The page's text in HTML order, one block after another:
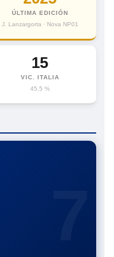
ÚLTIMA EDICIÓN
J. Lanzargorta · Nova NP01
15
VIC. ITALIA
45,5 %